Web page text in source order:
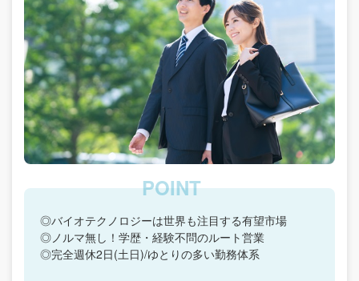
◎バイオテクノロジーは世界も注目する有望市場
◎ノルマ無し！学歴・経験不問のルート営業
◎完全週休2日(土日)/ゆとりの多い勤務体系